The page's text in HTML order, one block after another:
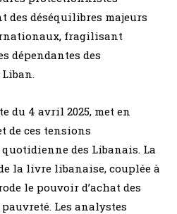
des déséquilibres majeurs
fragilisant
dépendantes des
du 4 avril 2025, met en
de ces tensions
des Libanais. La
la livre libanaise, couplée à
le pouvoir d’achat des
Les analystes